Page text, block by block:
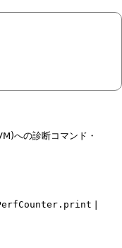
への診断コマンド・
|